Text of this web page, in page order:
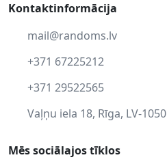
Kontaktinformācija
mail@randoms.lv
+371 67225212
+371 29522565
Vaļņu iela 18, Rīga, LV-1050
Mēs sociālajos tīklos